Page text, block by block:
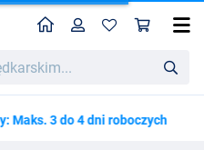
HomeProfil
3 do 4 dni roboczych
CC Moore Dairy Cream Tones Pop Ups
39.89